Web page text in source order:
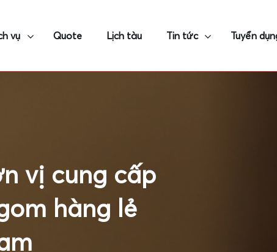
vụ Quote Lịch tàu Tin tức Tuyển
chuyển
tế và dịch vụ logistics